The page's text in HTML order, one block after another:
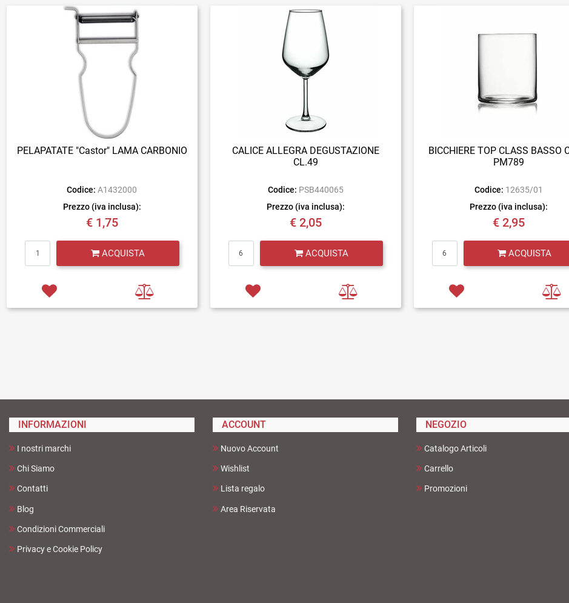
PELAPATATE "Castor" LAMA CARBONIO
Codice: A1432000
Prezzo (iva inclusa):
€ 1,75
ACQUISTA
CALICE ALLEGRA DEGUSTAZIONE
CL.49
Codice: PSB440065
Prezzo (iva inclusa):
€ 2,05
ACQUISTA
BICCHIERE TOP CLASS BASSO
PM789
Codice: 12635/01
Prezzo (iva inclusa):
€ 2,95
ACQUISTA
INFORMAZIONI
I nostri marchi
Chi Siamo
Contatti
Blog
Condizioni Commerciali
Privacy e Cookie Policy
ACCOUNT
Nuovo Account
Wishlist
Lista regalo
Area Riservata
NEGOZIO
Catalogo Articoli
Carrello
Promozioni